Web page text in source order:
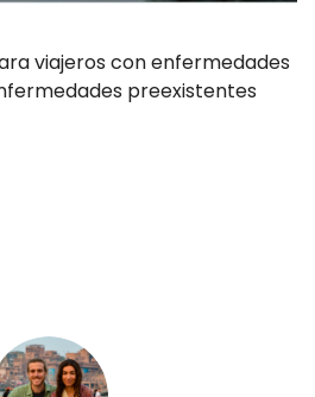
viajeros con enfermedades
preexistentes